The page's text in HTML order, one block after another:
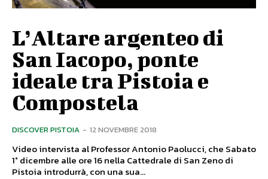
L’Altare argenteo di
San Iacopo, ponte
ideale tra Pistoia e
Compostela
DISCOVER PISTOIA - 12 NOVEMBRE 2018
Video intervista al Professor Antonio Paolucci, che Sabato
1° dicembre alle ore 16 nella Cattedrale di San Zeno di
Pistoia introdurrà, con una sua...